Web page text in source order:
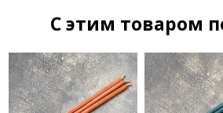
C этим товаром